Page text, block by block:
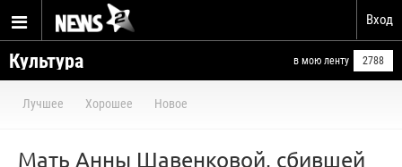
Вход
Культура в мою ленту 2788
Лучшее Хорошее Новое
Мать Анны Шавенковой, сбившей